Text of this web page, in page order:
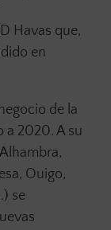
Havas que,
en
de la
a 2020. A su
Ouigo,
se